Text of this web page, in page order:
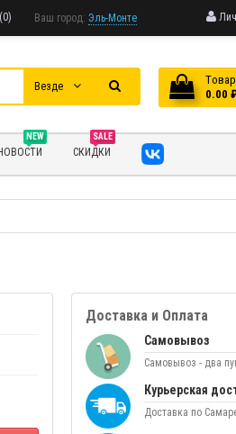
Ваш город: Эль-Монте
Везде
0.00
NEW SALE
СКИДКИ
Доставка и Оплата
Самовывоз
Самовывоз - два
Курьерская
Доставка по